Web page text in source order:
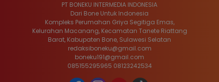
PT BONEKU INTERMEDIA INDONESIA
Dari Bone Untuk Indonesia
Kompleks Perumahan Griya Segitiga Emas,
Kelurahan Macanang, Kecamatan Tanete Riattang
Barat, Kabupaten Bone, Sulawesi Selatan
redaksiboneku@gmail.com
boneku191@gmail.com
085155295965 08123242534